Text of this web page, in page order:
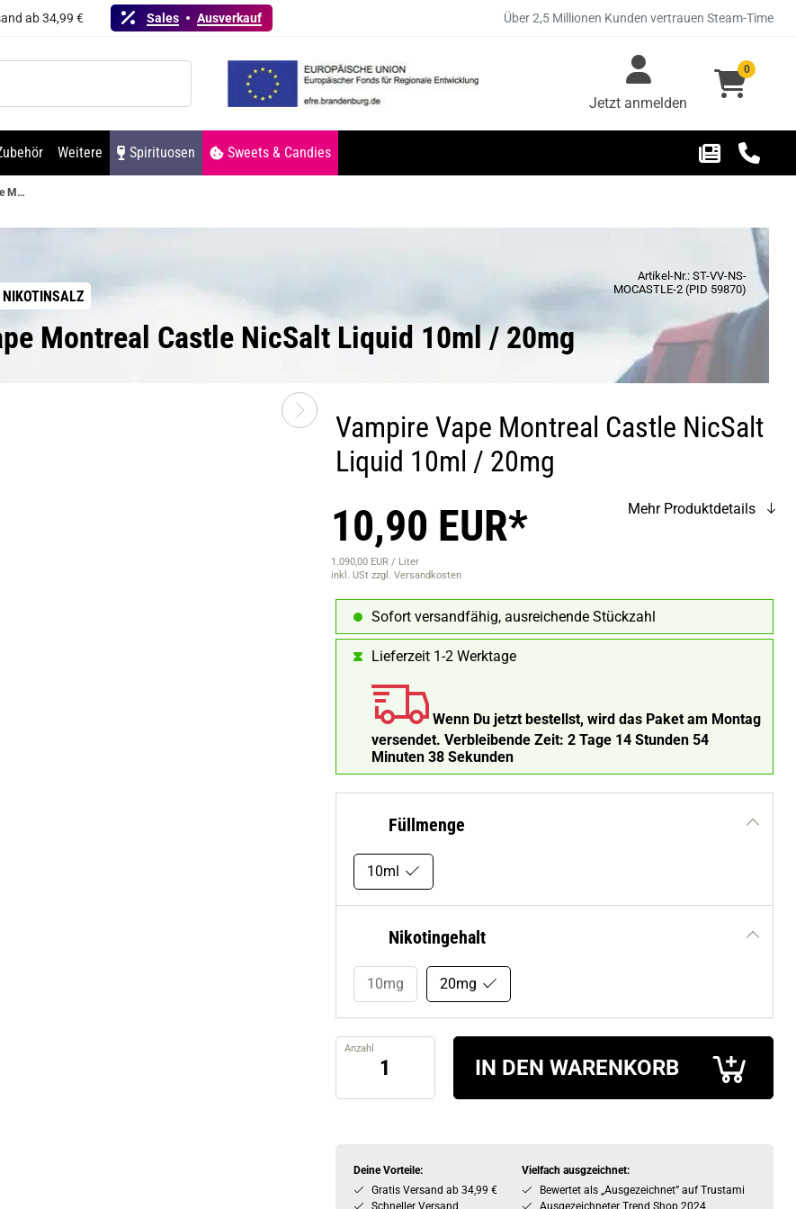
ab 34,99 € Sales Ausverkauf Über 2,5 Millionen Kunden vertrauen Steam-Time
Jetzt anmelden
0
Weitere Spirituosen Sweets & Candies
Vampire Vape Montreal Castle NicSalt Liquid 10ml / 20mg
NIKOTINSALZ
Artikel-Nr.: ST-VV-NS-
MOCASTLE-2 (PID 59870)
Montreal Castle NicSalt Liquid 10ml / 20mg
Vampire Vape Montreal Castle NicSalt
Liquid 10ml / 20mg
10,90 EUR*
1.090,00 EUR / Liter
inkl. USt zzgl. Versandkosten
Mehr Produktdetails
Sofort versandfähig, ausreichende Stückzahl
Lieferzeit 1-2 Werktage
Wenn Du jetzt bestellst, wird das Paket am Montag
versendet. Verbleibende Zeit: 2 Tage 14 Stunden 54
Minuten 37 Sekunden
Füllmenge
10ml
Nikotingehalt
10mg 20mg
Anzahl
IN DEN WARENKORB
Deine Vorteile:
Gratis Versand ab 34,99 €
Schneller Versand
Vielfach ausgzeichnet:
Bewertet als „Ausgezeichnet” auf Trustami
Ausgezeichneter Trend Shop 2024